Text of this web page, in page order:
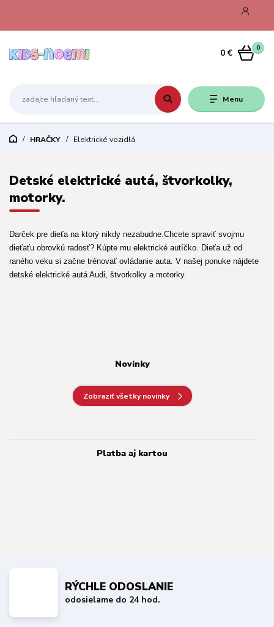
Menu
0
0 €
HRAČKY Elektrické vozidlá
Detské elektrické autá, štvorkolky,
motorky.
Darček pre dieťa na ktorý nikdy nezabudne.Chcete spraviť svojmu
dieťaťu obrovkú radosť? Kúpte mu elektrické autíčko. Dieťa už od
raného veku si začne trénovať ovládanie auta. V našej ponuke nájdete
detské elektrické autá Audi, štvorkolky a motorky.
Novinky
Zobraziť všetky novinky
Platba aj kartou
RÝCHLE ODOSLANIE
odosielame do 24 hod.